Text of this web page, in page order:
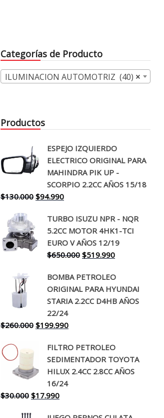
Categorías de Producto
×
ILUMINACION AUTOMOTRIZ (40)
Productos
ESPEJO IZQUIERDO
ELECTRICO ORIGINAL PARA
MAHINDRA PIK UP -
SCORPIO 2.2CC AÑOS 15/18
$130.000 El
original
era:
$130.000.
$94.990El
actual
es:
$94.990.
TURBO ISUZU NPR - NQR
5.2CC MOTOR 4HK1-TCI
EURO V AÑOS 12/19
$650.000 El
original
era:
$650.000.
$519.990El
actual
es:
$519.990.
BOMBA PETROLEO
ORIGINAL PARA HYUNDAI
STARIA 2.2CC D4HB AÑOS
22/24
$260.000 El
original
era:
$260.000.
$199.990El
actual
es:
$199.990.
FILTRO PETROLEO
SEDIMENTADOR TOYOTA
HILUX 2.4CC 2.8CC AÑOS
16/24
$30.000 El
$17.990El